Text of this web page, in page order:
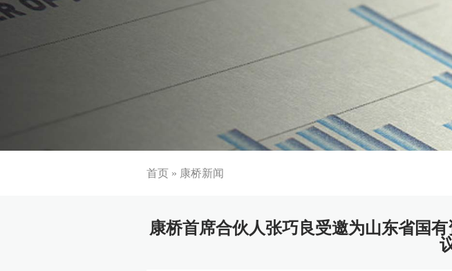
首页 » 康桥新闻
康桥首席合伙人张巧良受邀为山东省国